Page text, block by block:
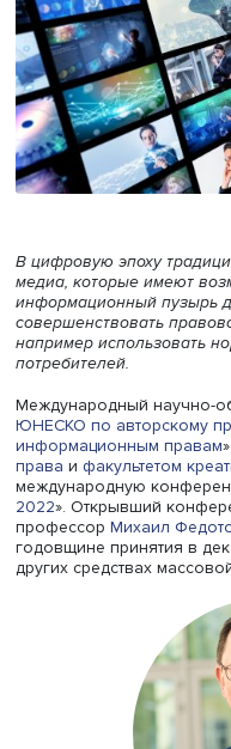
В цифровую эпоху
медиа, которые имеют
информационный
совершенствовать
например
потребителей.
Международный
ЮНЕСКО по
факультетом
международную
». Открывший
Михаил
годовщине принятия
других средствах